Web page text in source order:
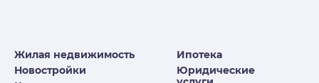
Жилая недвижимость
Новостройки
Ипотека
Юридические